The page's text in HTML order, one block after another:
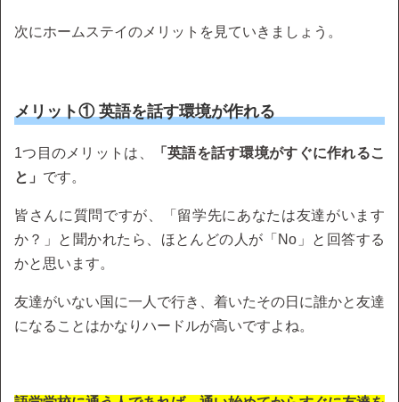
次にホームステイのメリットを見ていきましょう。
メリット① 英語を話す環境が作れる
1つ目のメリットは、
「英語を話す環境がすぐに作れるこ
と」 です。
皆さんに質問ですが、「留学先にあなたは友達がいます
か？」と聞かれたら、ほとんどの人が「No」と回答する
かと思います。
友達がいない国に一人で行き、着いたその日に誰かと友達
になることはかなりハードルが高いですよね。